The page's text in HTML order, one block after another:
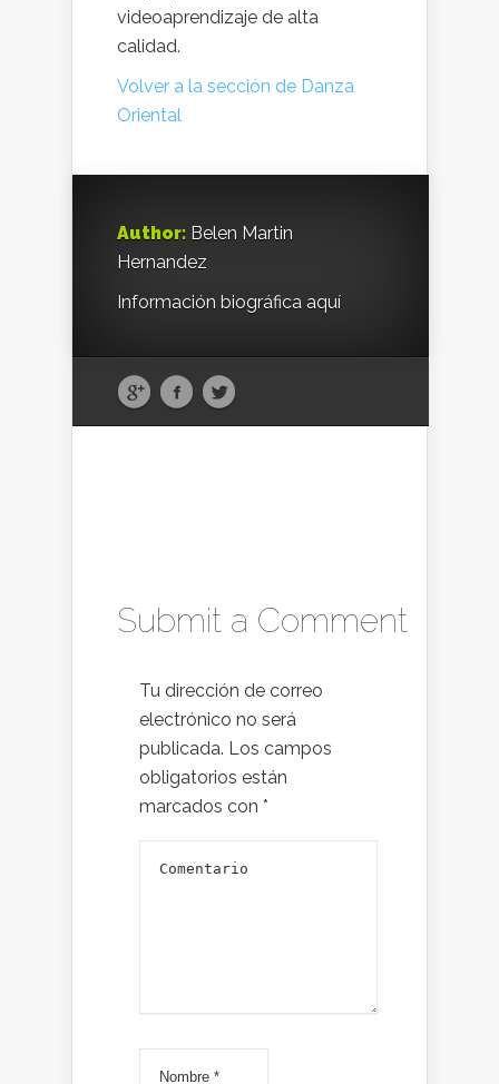
videoaprendizaje de alta
calidad.
Volver a la sección de Danza
Oriental
Author: Belen Martin
Hernandez
Información biográfica aquí
Submit a Comment
Tu dirección de correo
electrónico no será
publicada. Los campos
obligatorios están
marcados con *